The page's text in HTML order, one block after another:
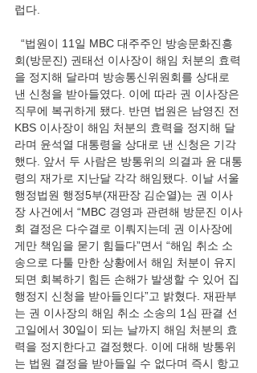
럽다.
회(방문진) 권태선 이사장이 해임 처분의 효력
을 정지해 달라며 방송통신위원회를 상대로
낸 신청을 받아들였다. 이에 따라 권 이사장은
직무에 복귀하게 됐다. 반면 법원은 남영진 전
KBS 이사장이 해임 처분의 효력을 정지해 달
라며 윤석열 대통령을 상대로 낸 신청은 기각
했다. 앞서 두 사람은 방통위의 의결과 윤 대통
령의 재가로 지난달 각각 해임됐다. 이날 서울
행정법원 행정5부(재판장 김순열)는 권 이사
장 사건에서 “MBC 경영과 관련해 방문진 이사
회 결정은 다수결로 이뤄지는데 권 이사장에
게만 책임을 묻기 힘들다”면서 “해임 취소 소
송으로 다툴 만한 상황에서 해임 처분이 유지
되면 회복하기 힘든 손해가 발생할 수 있어 집
행정지 신청을 받아들인다”고 밝혔다. 재판부
는 권 이사장의 해임 취소 소송의 1심 판결 선
고일에서 30일이 되는 날까지 해임 처분의 효
력을 정지한다고 결정했다. 이에 대해 방통위
는 법원 결정을 받아들일 수 없다며 즉시 항고